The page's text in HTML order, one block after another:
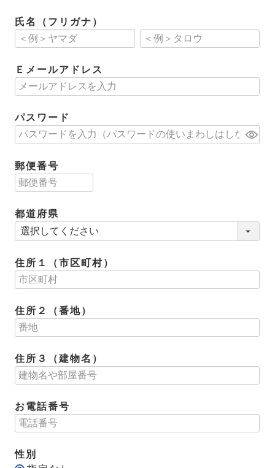
氏名（フリガナ）
Ｅメールアドレス
パスワード
郵便番号
都道府県
住所１（市区町村）
住所２（番地）
住所３（建物名）
お電話番号
性別